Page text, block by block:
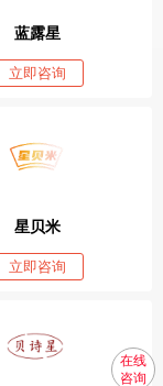
蓝露星
立即咨询
星贝米
立即咨询
在线
咨询